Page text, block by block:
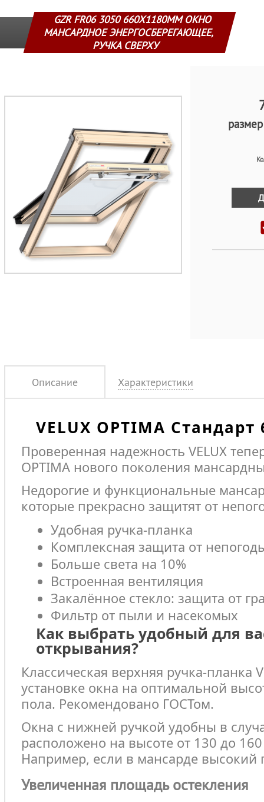
GZR FR06 3050 660Х1180ММ ОКНО
МАНСАРДНОЕ ЭНЕРГОСБЕРЕГАЮЩЕЕ,
РУЧКА СВЕРХУ
Описание Характеристики
VELUX OPTIMA
Проверенная надежность VELUX
OPTIMA нового поколения
Недорогие и функциональные
которые прекрасно защитят от
Удобная ручка-планка
Комплексная защита от
Больше света на 10%
Встроенная вентиляция
Закалённое стекло: защита от
Фильтр от пыли и насекомых
Как выбрать удобный для
открывания?
Классическая верхняя ручка-планка
установке окна на оптимальной
пола. Рекомендовано ГОСТом.
Окна с нижней ручкой удобны в
расположено на высоте от 130 до
Например, если в мансарде высокий
Увеличенная площадь остекления